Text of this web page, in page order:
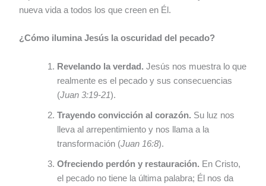
nueva vida a todos los que creen en Él.
¿Cómo ilumina Jesús la oscuridad del pecado?
Revelando la verdad. Jesús nos muestra lo que
realmente es el pecado y sus consecuencias
(Juan 3:19-21).
Trayendo convicción al corazón. Su luz nos
lleva al arrepentimiento y nos llama a la
transformación (Juan 16:8).
Ofreciendo perdón y restauración. En Cristo,
el pecado no tiene la última palabra; Él nos da